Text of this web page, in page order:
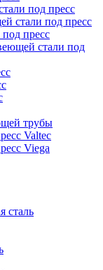
под пресс
стали под пресс
пресс
стали под
трубы
Valtec
Viega
сталь